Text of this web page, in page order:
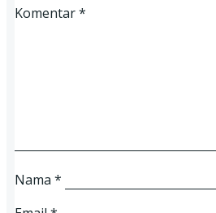
Komentar*
Nama *